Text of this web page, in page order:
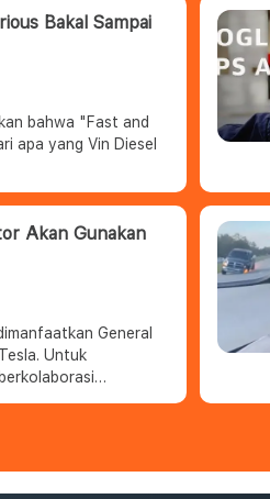
Bakal Sampai
bahwa "Fast and
apa yang Vin Diesel
Akan Gunakan
General
Untuk